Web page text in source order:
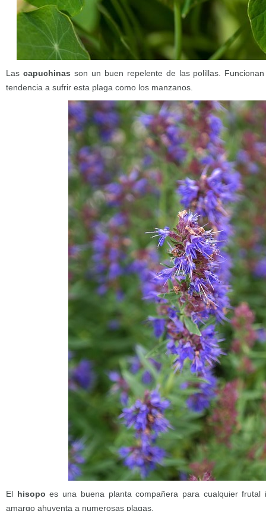
Las capuchinas son un buen repelente de las polillas.
tendencia a sufrir esta plaga como los manzanos.
El hisopo es una buena planta compañera para cualquier frutal
amargo ahuyenta a numerosas plagas.